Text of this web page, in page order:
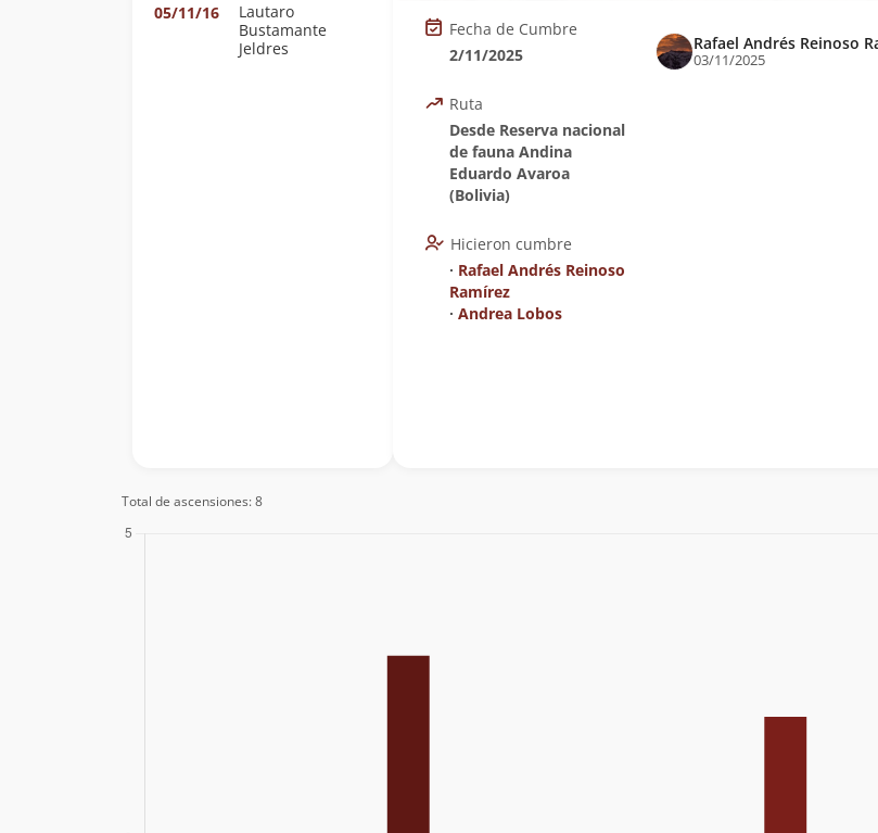
05/11/16
Lautaro
Bustamante
Jeldres
Fecha de Cumbre
2/11/2025
Ruta
Desde Reserva nacional
de fauna Andina
Eduardo Avaroa
(Bolivia)
Hicieron cumbre
∙ Rafael Andrés Reinoso
Ramírez
∙ Andrea Lobos
Rafael Andrés Reinoso
03/11/2025
Total de ascensiones: 8